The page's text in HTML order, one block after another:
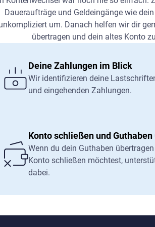
Daueraufträge und Geldeingänge wie
um. Danach helfen wir dir
übertragen und dein altes Konto
Deine Zahlungen im Blick
Wir identifizieren deine
und eingehenden Zahlungen.
Konto schließen und
Wenn du dein Guthaben
Konto schließen möchtest,
dabei.